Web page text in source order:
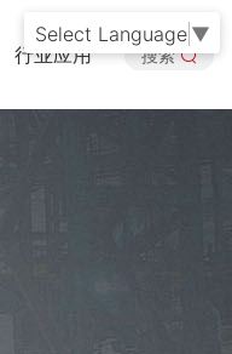
行业应用 搜索
Select Language ▼